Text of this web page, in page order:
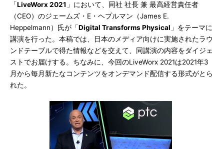
「LiveWorx 2021 」において、同社 社長 兼 最高経営責任者
（CEO）のジェームズ・E・ヘプルマン（James E.
Heppelmann）氏が「Digital Transforms Physical 」をテーマに
講演を行った。本稿では、日本のメディア向けに実施されたラウ
ンドテーブルで得た情報などを交えて、同講演の内容をダイジェ
ストでお届けする。ちなみに、今回のLiveWorx 2021は2021年3
月から毎月新たなコンテンツをオンデマンド配信する形式がとら
れた。